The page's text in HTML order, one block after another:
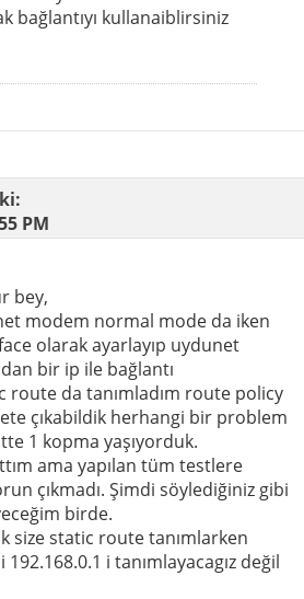
bağlantıyı kullanaiblirsiniz
PM
bey,
modem normal mode da iken
olarak ayarlayıp uydunet
bir ip ile bağlantı
da tanımladım route policy
çıkabildik herhangi bir problem
1 kopma yaşıyorduk.
ama yapılan tüm testlere
çıkmadı. Şimdi söylediğiniz gibi
birde.
size static route tanımlarken
i tanımlayacagız değil